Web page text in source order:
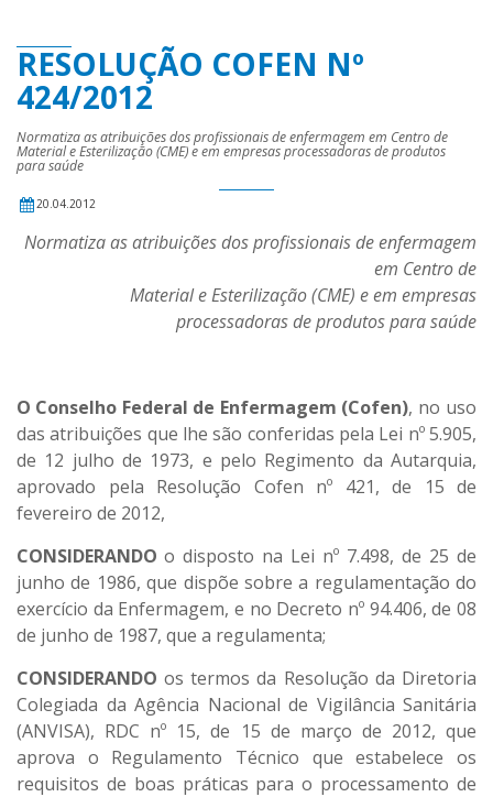
RESOLUÇÃO COFEN Nº
424/2012
Normatiza as atribuições dos profissionais de enfermagem em Centro de
Material e Esterilização (CME) e em empresas processadoras de produtos
para saúde
20.04.2012
Normatiza as atribuições dos profissionais de enfermagem
em Centro de
Material e Esterilização (CME) e em empresas
processadoras de produtos para saúde
O Conselho Federal de Enfermagem (Cofen), no uso
das atribuições que lhe são conferidas pela Lei nº 5.905,
de 12 julho de 1973, e pelo Regimento da Autarquia,
aprovado pela Resolução Cofen nº 421, de 15 de
fevereiro de 2012,
CONSIDERANDO o disposto na Lei nº 7.498, de 25 de
junho de 1986, que dispõe sobre a regulamentação do
exercício da Enfermagem, e no Decreto nº 94.406, de 08
de junho de 1987, que a regulamenta;
CONSIDERANDO os termos da Resolução da Diretoria
Colegiada da Agência Nacional de Vigilância Sanitária
(ANVISA), RDC nº 15, de 15 de março de 2012, que
aprova o Regulamento Técnico que estabelece os
requisitos de boas práticas para o processamento de